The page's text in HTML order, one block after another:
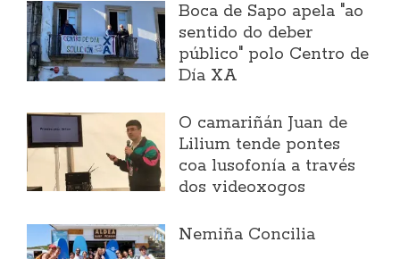
Boca de Sapo apela "ao
sentido do deber
público" polo Centro de
Día XA
O camariñán Juan de
Lilium tende pontes
coa lusofonía a través
dos videoxogos
Nemiña Concilia